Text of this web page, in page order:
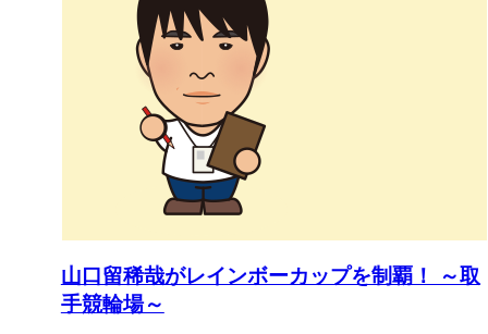
山口留稀哉がレインボーカップを制覇！ ～取
手競輪場～